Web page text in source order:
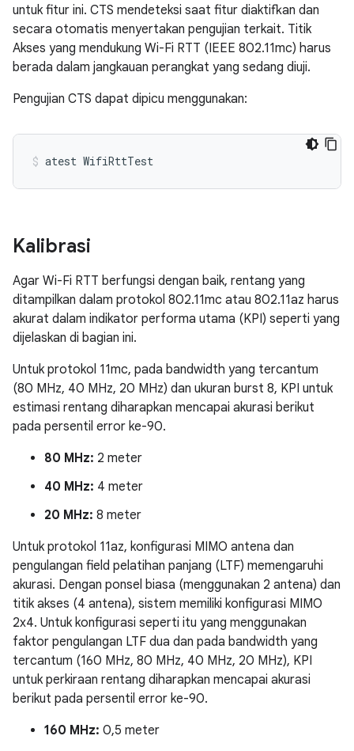
untuk fitur ini. CTS mendeteksi saat fitur diaktifkan dan
secara otomatis menyertakan pengujian terkait. Titik
Akses yang mendukung Wi-Fi RTT (IEEE 802.11mc) harus
berada dalam jangkauan perangkat yang sedang diuji.
Pengujian CTS dapat dipicu menggunakan:
atest WifiRttTest
Kalibrasi
Agar Wi-Fi RTT berfungsi dengan baik, rentang yang
ditampilkan dalam protokol 802.11mc atau 802.11az harus
akurat dalam indikator performa utama (KPI) seperti yang
dijelaskan di bagian ini.
Untuk protokol 11mc, pada bandwidth yang tercantum
(80 MHz, 40 MHz, 20 MHz) dan ukuran burst 8, KPI untuk
estimasi rentang diharapkan mencapai akurasi berikut
pada persentil error ke-90.
80 MHz: 2 meter
40 MHz: 4 meter
20 MHz: 8 meter
Untuk protokol 11az, konfigurasi MIMO antena dan
pengulangan field pelatihan panjang (LTF) memengaruhi
akurasi. Dengan ponsel biasa (menggunakan 2 antena) dan
titik akses (4 antena), sistem memiliki konfigurasi MIMO
2x4. Untuk konfigurasi seperti itu yang menggunakan
faktor pengulangan LTF dua dan pada bandwidth yang
tercantum (160 MHz, 80 MHz, 40 MHz, 20 MHz), KPI
untuk perkiraan rentang diharapkan mencapai akurasi
berikut pada persentil error ke-90.
160 MHz: 0,5 meter